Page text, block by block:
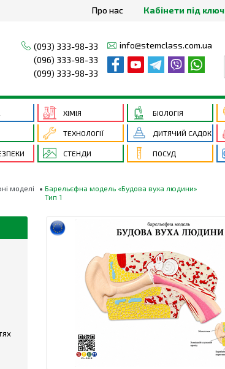
Про нас Кабінети під ключ
(093) 333-98-33
(096) 333-98-33
(099) 333-98-33
info@stemclass.com.ua
ХІМІЯ БІОЛОГІЯ
ТЕХНОЛОГІЇ ДИТЯЧИЙ САДОК
СТЕНДИ ПОСУД
моделі
Барельєфна модель «Будова вуха людини»
Тип 1